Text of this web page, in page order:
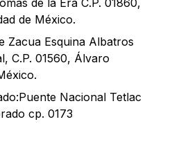
de México.
Zacua Esquina Albatros
C.P. 01560, Álvaro
Nacional Tetlac
cp. 0173